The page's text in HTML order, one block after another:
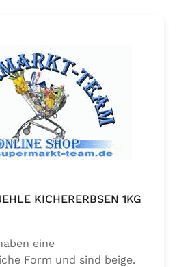
KICHERERBSEN 1KG
eine
Form und sind beige.